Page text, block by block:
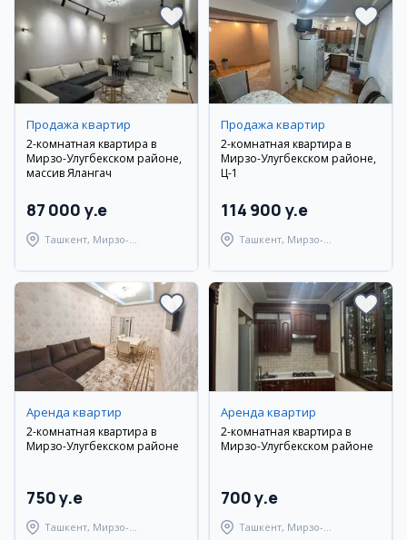
Продажа квартир
2-комнатная квартира в
Мирзо-Улугбекском районе,
массив Ялангач
87 000 y.e
Ташкент, Мирзо-
Продажа квартир
2-комнатная квартира в
Мирзо-Улугбекском районе,
Ц-1
114 900 y.e
Ташкент, Мирзо-
Аренда квартир
2-комнатная квартира в
Мирзо-Улугбекском районе
750 y.e
Ташкент, Мирзо-
Аренда квартир
2-комнатная квартира в
Мирзо-Улугбекском районе
700 y.e
Ташкент, Мирзо-